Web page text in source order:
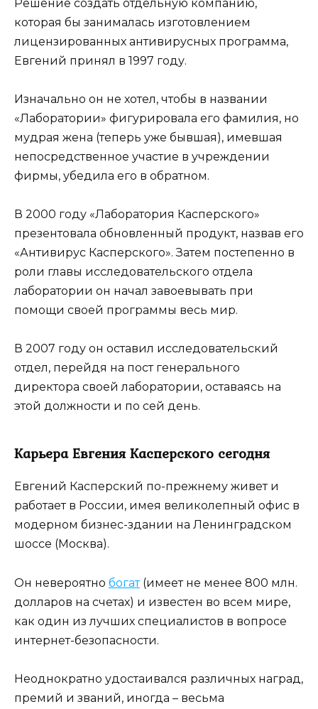
Решение создать отдельную компанию,
которая бы занималась изготовлением
лицензированных антивирусных программа,
Евгений принял в 1997 году.
Изначально он не хотел, чтобы в названии
«Лаборатории» фигурировала его фамилия, но
мудрая жена (теперь уже бывшая), имевшая
непосредственное участие в учреждении
фирмы, убедила его в обратном.
В 2000 году «Лаборатория Касперского»
презентовала обновленный продукт, назвав его
«Антивирус Касперского». Затем постепенно в
роли главы исследовательского отдела
лаборатории он начал завоевывать при
помощи своей программы весь мир.
В 2007 году он оставил исследовательский
отдел, перейдя на пост генерального
директора своей лаборатории, оставаясь на
этой должности и по сей день.
Карьера Евгения Касперского сегодня
Евгений Касперский по-прежнему живет и
работает в России, имея великолепный офис в
модерном бизнес-здании на Ленинградском
шоссе (Москва).
Он невероятно богат(имеет не менее 800 млн.
долларов на счетах) и известен во всем мире,
как один из лучших специалистов в вопросе
интернет-безопасности.
Неоднократно удостаивался различных наград,
премий и званий, иногда – весьма